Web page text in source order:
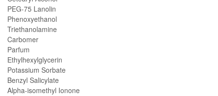
PEG-75 Lanolin
Phenoxyethanol
Triethanolamine
Carbomer
Parfum
Ethylhexylglycerin
Potassium Sorbate
Benzyl Salicylate
Alpha-isomethyl Ionone